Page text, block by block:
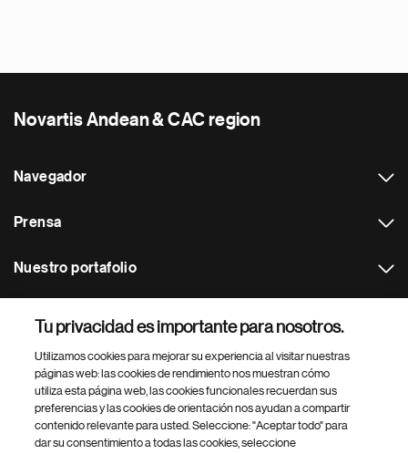
Novartis Andean & CAC region
Navegador
Prensa
Nuestro portafolio
Footer Site Search
Tu privacidad es importante para nosotros.
Utilizamos cookies para mejorar su experiencia al visitar nuestras
páginas web: las cookies de rendimiento nos muestran cómo
utiliza esta página web, las cookies funcionales recuerdan sus
preferencias y las cookies de orientación nos ayudan a compartir
contenido relevante para usted. Seleccione: "Aceptar todo" para
dar su consentimiento a todas las cookies, seleccione